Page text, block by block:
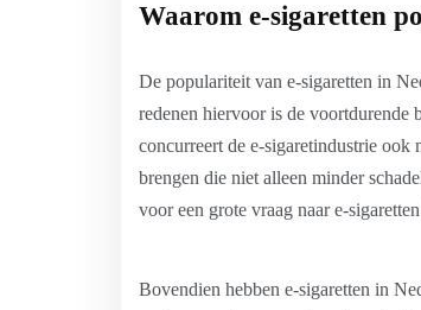
Waarom e-sigaretten
De populariteit van e-sigaretten in
redenen hiervoor is de voortdurende
concurreert de e-sigaretindustrie
brengen die niet alleen minder
voor een grote vraag naar e-
Bovendien hebben e-sigaretten in